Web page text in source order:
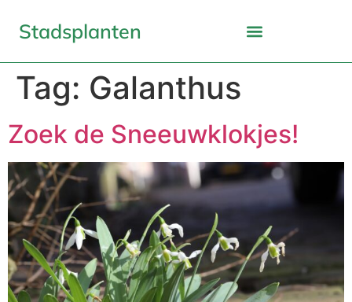
Stadsplanten
Tag: Galanthus
Zoek de Sneeuwklokjes!